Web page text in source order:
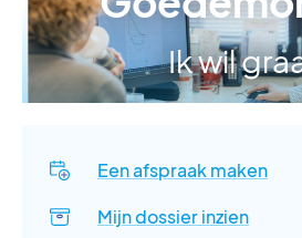
Ik wil
Een afspraak maken
Mijn dossier inzien